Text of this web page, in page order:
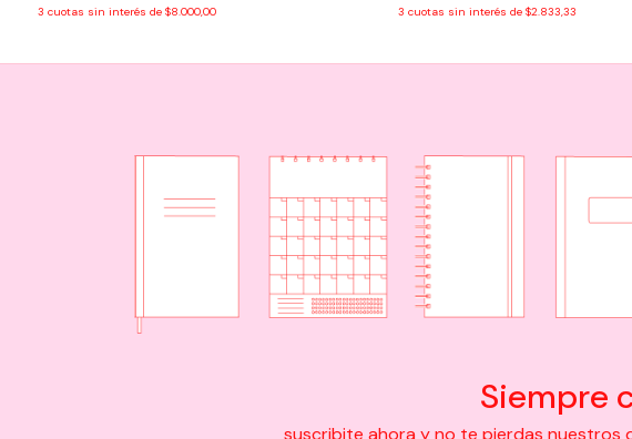
3 cuotas sin interés de $8.000,00 3 cuotas sin interés de $2.833,33
Siempre
suscribite ahora y no te pierdas nuestros